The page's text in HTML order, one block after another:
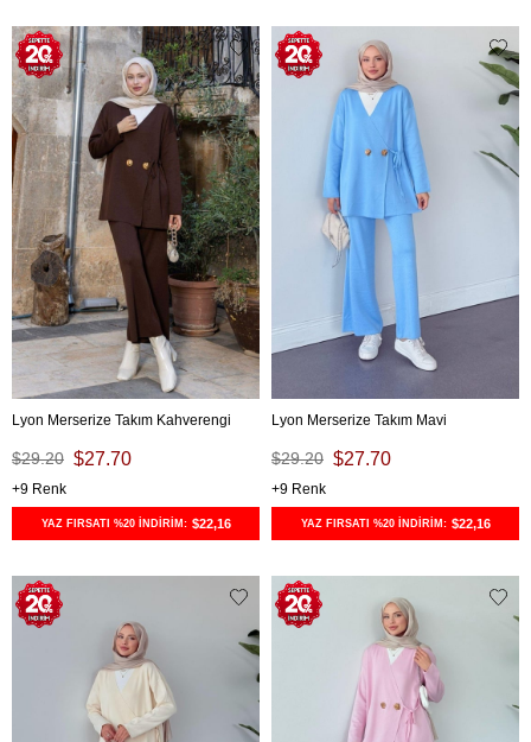
Lyon Merserize Takım Kahverengi
$27.70
$29.20
9
YAZ FIRSATI %20 İNDİRİM: $22,16
Lyon Merserize Takım Mavi
$27.70
$29.20
9
YAZ FIRSATI %20 İNDİRİM: $22,16